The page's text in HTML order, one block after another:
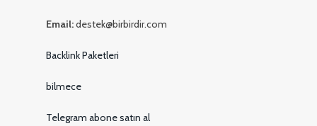
Email:destek@birbirdir.com
Backlink Paketleri
bilmece
Telegram abone satın al